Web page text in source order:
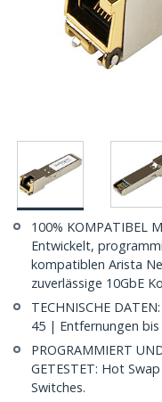
100% KOMPATIBEL
Entwickelt,
kompatiblen Arista
zuverlässige 10GbE
TECHNISCHE
45 | Entfernungen bis
PROGRAMMIERT
GETESTET: Hot
Switches.